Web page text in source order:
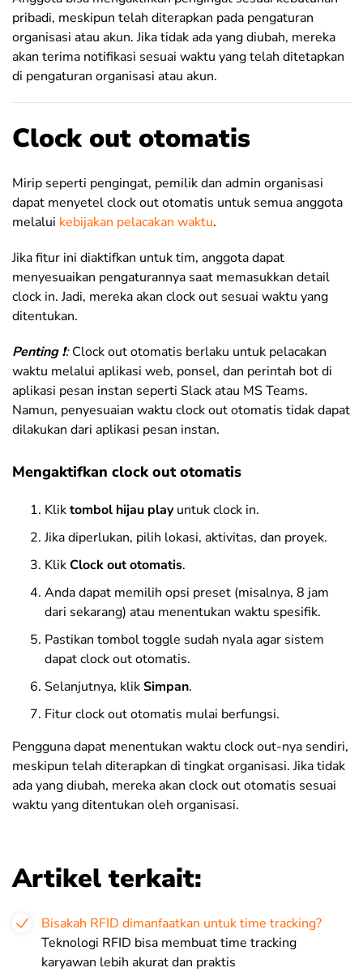
pribadi, meskipun telah diterapkan pada pengaturan
organisasi atau akun. Jika tidak ada yang diubah, mereka
akan terima notifikasi sesuai waktu yang telah ditetapkan
di pengaturan organisasi atau akun.
Clock out otomatis
Mirip seperti pengingat, pemilik dan admin organisasi
dapat menyetel clock out otomatis untuk semua anggota
melalui kebijakan pelacakan waktu.
Jika fitur ini diaktifkan untuk tim, anggota dapat
menyesuaikan pengaturannya saat memasukkan detail
clock in. Jadi, mereka akan clock out sesuai waktu yang
ditentukan.
Penting❗:Clock out otomatis berlaku untuk pelacakan
waktu melalui aplikasi web, ponsel, dan perintah bot di
aplikasi pesan instan seperti Slack atau MS Teams.
Namun, penyesuaian waktu clock out otomatis tidak dapat
dilakukan dari aplikasi pesan instan.
Mengaktifkan clock out otomatis
Kliktombol hijau playuntuk clock in.
Jika diperlukan, pilih lokasi, aktivitas, dan proyek.
KlikClock out otomatis.
Anda dapat memilih opsi preset (misalnya, 8 jam
dari sekarang) atau menentukan waktu spesifik.
Pastikan tombol toggle sudah nyala agar sistem
dapat clock out otomatis.
Selanjutnya, klikSimpan.
Fitur clock out otomatis mulai berfungsi.
Pengguna dapat menentukan waktu clock out-nya sendiri,
meskipun telah diterapkan di tingkat organisasi. Jika tidak
ada yang diubah, mereka akan clock out otomatis sesuai
waktu yang ditentukan oleh organisasi.
Artikel terkait:
Bisakah RFID dimanfaatkan untuk time tracking?
Teknologi RFID bisa membuat time tracking
karyawan lebih akurat dan praktis